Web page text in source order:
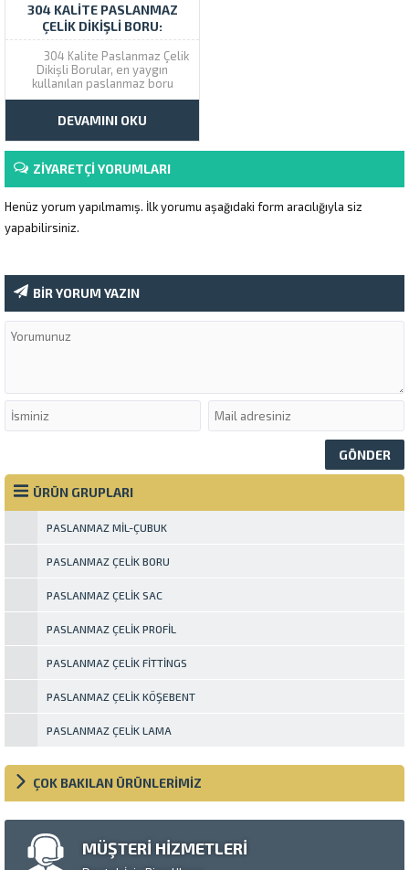
304 KALITE PASLANMAZ
ÇELIK DIKIŞLI BORU:
STANDART VE ÇOK YÖNLÜ
ÇÖZÜM
304 Kalite Paslanmaz Çelik
Dikişli Borular, en yaygın
kullanılan paslanmaz boru
kalitesi olup, çok yönlülüğü ve
Yüksek korozyon direnci ve
mükemmel şekillendirilebilirlik
sunarak geniş bir uygulama
yelpazesi için temel bir çözüm...
DEVAMINI OKU
ZİYARETÇİ YORUMLARI
Henüz yorum yapılmamış. İlk yorumu aşağıdaki form aracılığıyla siz
yapabilirsiniz.
BİR YORUM YAZIN
ÜRÜN GRUPLARI
PASLANMAZ MIL-ÇUBUK
PASLANMAZ ÇELIK BORU
PASLANMAZ ÇELIK SAC
PASLANMAZ ÇELIK PROFIL
PASLANMAZ ÇELIK FITTINGS
PASLANMAZ ÇELIK KÖŞEBENT
PASLANMAZ ÇELIK LAMA
ÇOK BAKILAN ÜRÜNLERİMİZ
MÜŞTERİ HİZMETLERİ